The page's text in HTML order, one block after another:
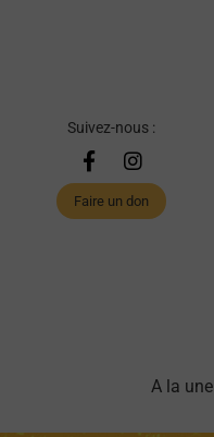
Suivez-nous :
Faire un don
A la une